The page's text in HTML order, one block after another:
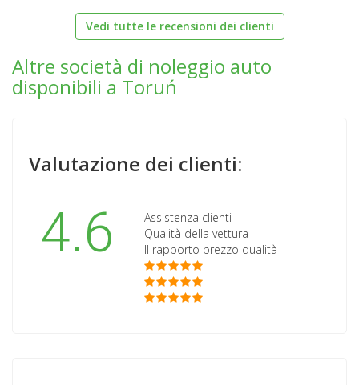
Vedi tutte le recensioni dei clienti
Altre società di noleggio auto
disponibili a Toruń
Valutazione dei clienti:
4.6
Assistenza clienti
Qualità della vettura
Il rapporto prezzo qualità